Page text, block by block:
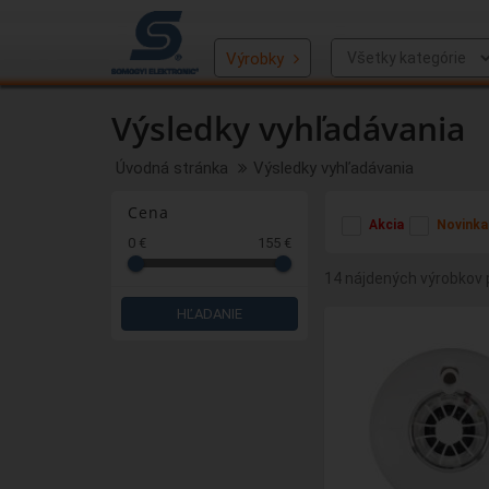
Výrobky
Výsledky vyhľadávania
Úvodná stránka Výsledky vyhľadávania
Cena
0 € 155 €
HĽADANIE
Akcia Novinka
14 nájdených výrobkov